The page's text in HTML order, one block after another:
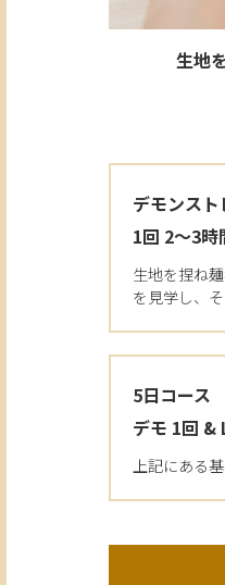
生地
デモンス
1回 2～3
生地を捏ね
を見学し、
5日コース
デモ 1回
上記にある